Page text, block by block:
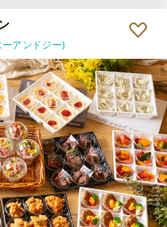
と思います。
アンドジー)